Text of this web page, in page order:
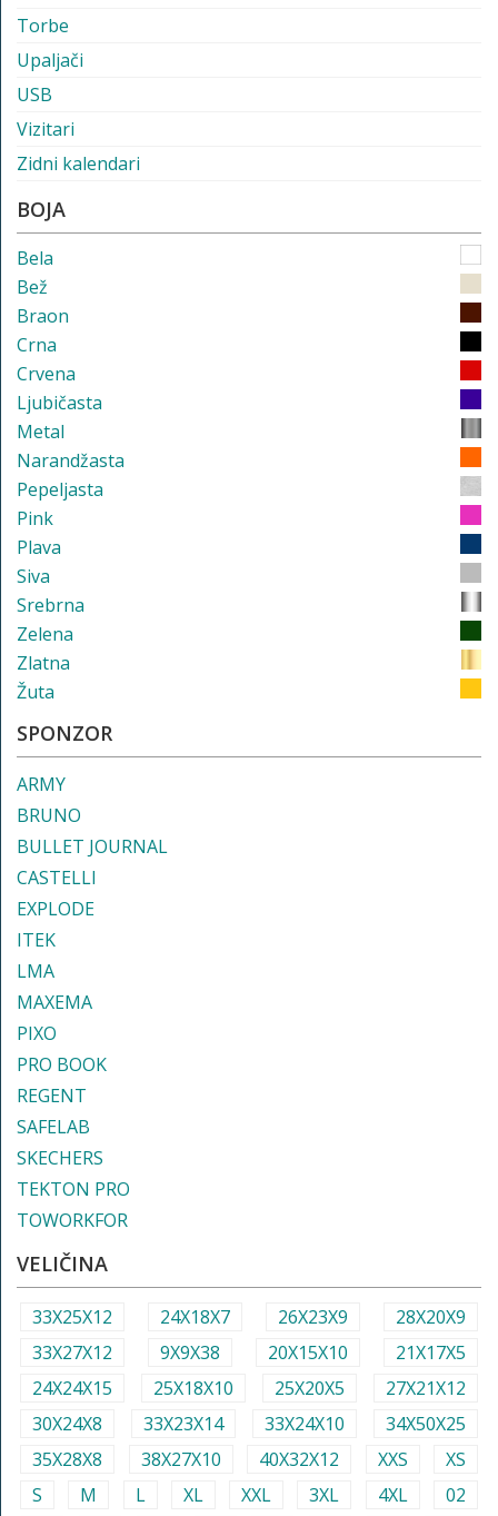
Torbe
Upaljači
USB
Vizitari
Zidni kalendari
BOJA
Bela
Bež
Braon
Crna
Crvena
Ljubičasta
Metal
Narandžasta
Pepeljasta
Pink
Plava
Siva
Srebrna
Zelena
Zlatna
Žuta
SPONZOR
ARMY
BRUNO
BULLET JOURNAL
CASTELLI
EXPLODE
ITEK
LMA
MAXEMA
PIXO
PRO BOOK
REGENT
SAFELAB
SKECHERS
TEKTON PRO
TOWORKFOR
VELIČINA
33X25X12 24X18X7 26X23X9
28X20X9
33X27X12
9X9X38 20X15X10
21X17X5
24X24X15
25X18X10 25X20X5
27X21X12
30X24X8
33X23X14 33X24X10
34X50X25
35X28X8
38X27X10 40X32X12 XXS
XS
S
M L XL XXL 3XL 4XL
02